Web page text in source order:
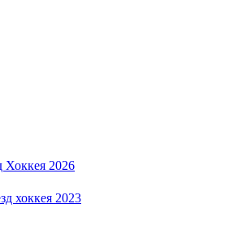
Хоккея 2026
хоккея 2023